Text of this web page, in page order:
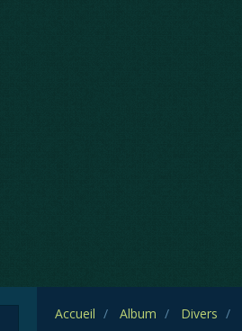
Accueil Album Divers